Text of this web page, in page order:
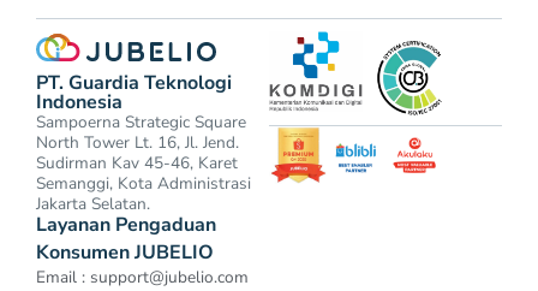
PT. Guardia Teknologi
Indonesia
Sampoerna Strategic Square
North Tower Lt. 16, Jl. Jend.
Sudirman Kav 45-46, Karet
Semanggi, Kota Administrasi
Jakarta Selatan.
Layanan Pengaduan
Konsumen JUBELIO
Email : support@jubelio.com